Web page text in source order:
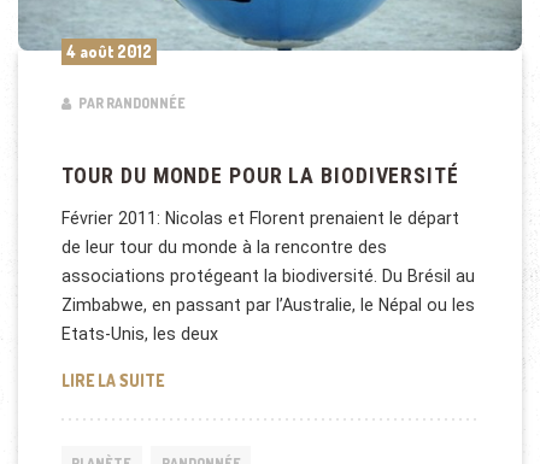
4 août 2012
PAR RANDONNÉE
TOUR DU MONDE POUR LA BIODIVERSITÉ
Février 2011: Nicolas et Florent prenaient le départ
de leur tour du monde à la rencontre des
associations protégeant la biodiversité. Du Brésil au
Zimbabwe, en passant par l’Australie, le Népal ou les
Etats-Unis, les deux
LIRE LA SUITETOUR DU MONDE POUR LA BIODIVERSITÉ